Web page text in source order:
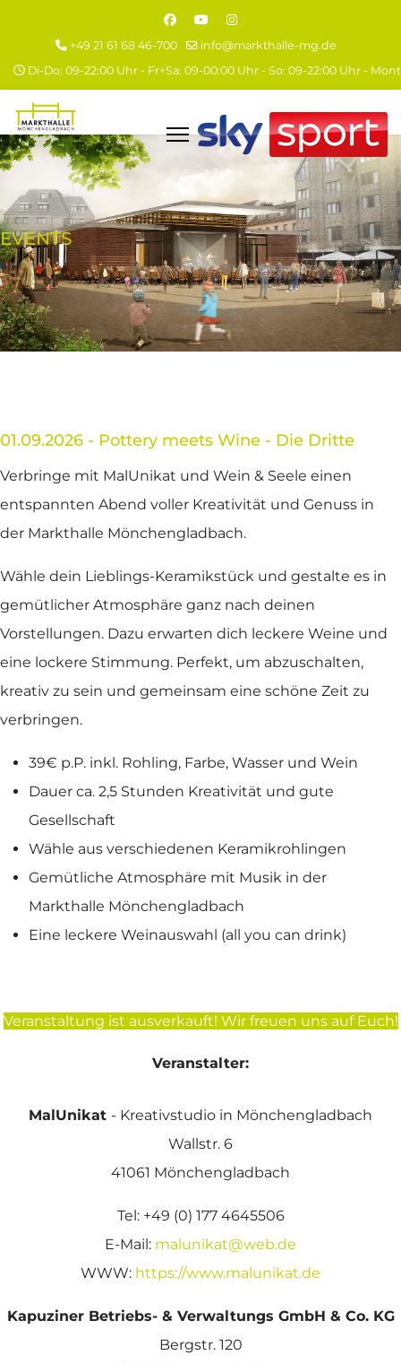
+49 21 61 68 46-700
info@markthalle-mg.de
Di-Do: 09-22:00 Uhr - Fr+Sa: 09-00:00 Uhr - So: 09-22:00 Uhr -
EVENTS
01.09.2026 - Pottery meets Wine - Die Dritte
Verbringe mit MalUnikat und Wein & Seele einen
entspannten Abend voller Kreativität und Genuss in
der Markthalle Mönchengladbach.
Wähle dein Lieblings-Keramikstück und gestalte es in
gemütlicher Atmosphäre ganz nach deinen
Vorstellungen. Dazu erwarten dich leckere Weine und
eine lockere Stimmung. Perfekt, um abzuschalten,
kreativ zu sein und gemeinsam eine schöne Zeit zu
verbringen.
39€ p.P. inkl. Rohling, Farbe, Wasser und Wein
Dauer ca. 2,5 Stunden Kreativität und gute
Gesellschaft
Wähle aus verschiedenen Keramikrohlingen
Gemütliche Atmosphäre mit Musik in der
Markthalle Mönchengladbach
Eine leckere Weinauswahl (all you can drink)
Veranstaltung ist ausverkauft! Wir freuen uns auf Euch!
Veranstalter:
MalUnikat - Kreativstudio in Mönchengladbach
Wallstr. 6
41061 Mönchengladbach
Tel: +49 (0) 177 4645506
E-Mail: malunikat@web.de
WWW: https://www.malunikat.de
Kapuziner Betriebs- & Verwaltungs GmbH & Co. KG
Bergstr. 120